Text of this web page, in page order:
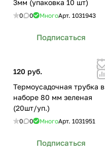
3мм (упаковка 10 шт)
0 0 МногоАрт. 1031943
Подписаться
120 руб.
Термоусадочная трубка в
наборе 80 мм зеленая
(20шт/уп.)
0 0 МногоАрт. 1031951
Подписаться